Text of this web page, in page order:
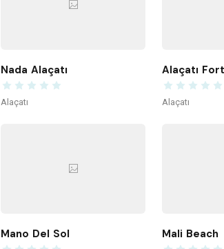
Nada Alaçatı
Alaçatı
Alaçatı
Alaçatı
Mano Del Sol Mali Beach